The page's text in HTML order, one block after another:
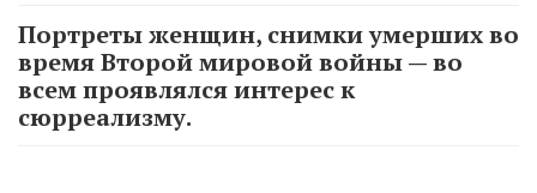
Портреты женщин, снимки умерших во
время Второй мировой войны — во
всем проявлялся интерес к
сюрреализму.